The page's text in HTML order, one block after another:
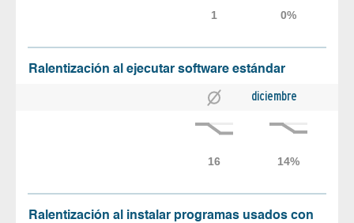
Ralentización al ejecutar software estándar
diciembre
Ralentización al instalar programas usados con